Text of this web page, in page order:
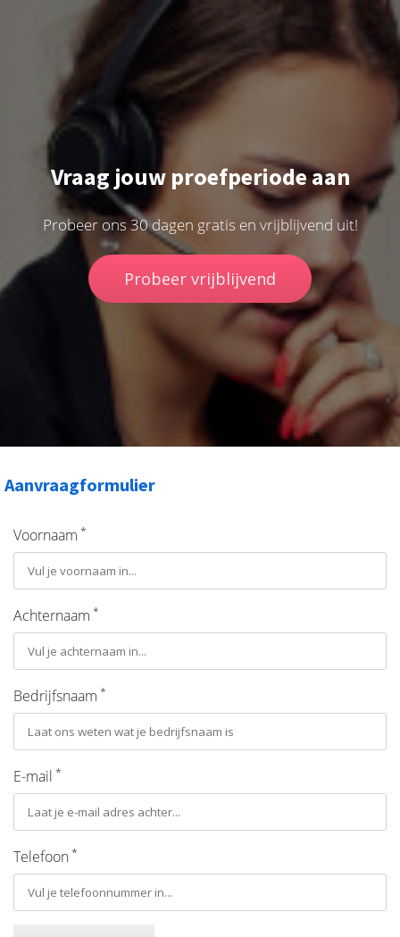
Vraag jouw proefperiode aan
Probeer ons 30 dagen gratis en vrijblijvend uit!
Probeer vrijblijvend
Aanvraagformulier
Voornaam *
Achternaam *
Bedrijfsnaam *
E-mail *
Telefoon*